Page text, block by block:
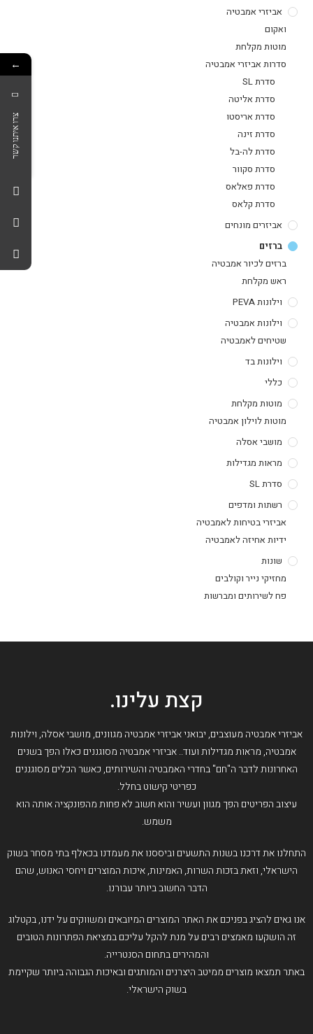
אביזרי אמבטיה
ואקום
מוטות מקלחת
סדרות אביזרי אמבטיה
סדרת SL
סדרת אליטה
סדרת אריסטו
סדרת זינה
סדרת לה-בל
סדרת סקוור
סדרת פאלאס
סדרת קלאס
אביזרים מונחים
ברזים
ברזים לכיור אמבטיה
ראש מקלחת
וילונות PEVA
וילונות אמבטיה
שטיחים לאמבטיה
וילונות בד
כללי
מוטות מקלחת
מוטות לוילון אמבטיה
מושבי אסלה
מראות מגדילות
סדרת SL
רשתות ומדפים
אביזרי בטיחות לאמבטיה
ידיות אחיזה לאמבטיה
שונות
מחזיקי נייר וקולבים
פח לשירותים ומברשות
קצת עלינו.
אביזרי אמבטיה מעוצבים, יבואני אביזרי אמבטיה מגוונים, מושבי אסלה, וילונות
אמבטיה, מראות מגדילות ועוד.. אביזרי אמבטיה מסוגננים כאלו הפך בשנים
האחרונות לדבר ה"חם" בחדרי האמבטיה והשירותים, כאשר הכלים מסוגננים
כפריטי קישוט בחלל.
עיצוב הפריטים הפך מגוון ועשיר והוא חשוב לא פחות מהפונקציה אותה הוא
משמש.
התחלנו את דרכנו בשנות התשעים וביססנו את מעמדנו בכאלף בתי מסחר בשוק
הישראלי, וזאת בזכות השרות, האמינות, איכות המוצרים ויחסי האנוש, שהם
הדבר החשוב ביותר עבורנו.
אנו גאים להציג בפניכם את האתר המוצרים המיובאים ומשווקים על ידנו, בקטלוג
זה הושקעו מאמצים רבים על מנת להקל עליכם במציאת הפתרונות הטובים
והמהירים בתחום הסנטרייה.
באתר תמצאו מוצרים ממיטב היצרנים והמותגים ובאיכות הגבוהה ביותר שקיימת
בשוק הישראלי.
←
צרו איתנו קשר